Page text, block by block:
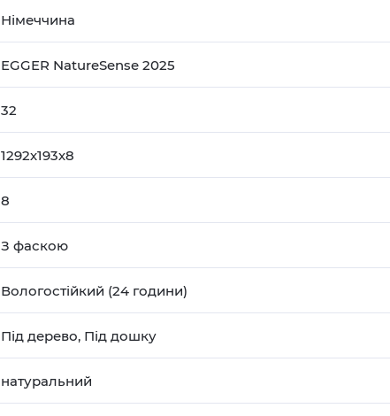
Німеччина
EGGER NatureSense 2025
32
1292х193х8
8
З фаскою
Вологостійкий (24 години)
Під дерево, Під дошку
натуральний